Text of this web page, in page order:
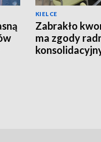
KIELCE
Zabrakło
ma zgody